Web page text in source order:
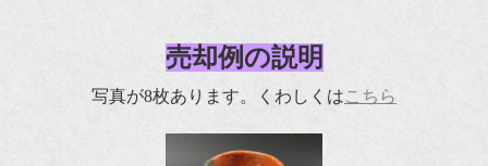
売却例の説明
写真が8枚あります。くわしくはこちら